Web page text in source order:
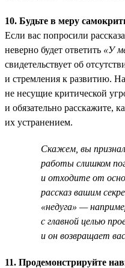
10. Будьте в меру
Если вас попросили
неверно будет ответить «У
свидетельствует об
и стремления к развитию.
не несущие критической
и обязательно расскажите,
их устранением.
Скажем, вы
работы слишком
и отходите от
рассказ вашим
«недуга» —
с главной целью
и он возвращает
11. Продемонстрируйте